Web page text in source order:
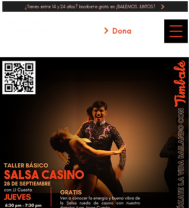
¿Tienes entre 14 y 24 años? Inscribete gratis en ¡BAILEMOS JUNTOS!
Dona